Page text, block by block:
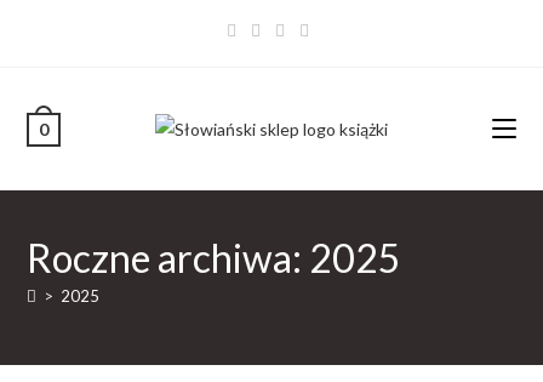
0
Roczne archiwa: 2025
> 2025